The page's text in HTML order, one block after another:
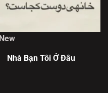
New
Nhà Bạn Tôi Ở Đâu